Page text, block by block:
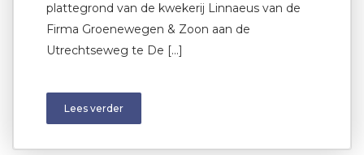
plattegrond van de kwekerij Linnaeus van de
Firma Groenewegen & Zoon aan de
Utrechtseweg te De […]
Lees verder